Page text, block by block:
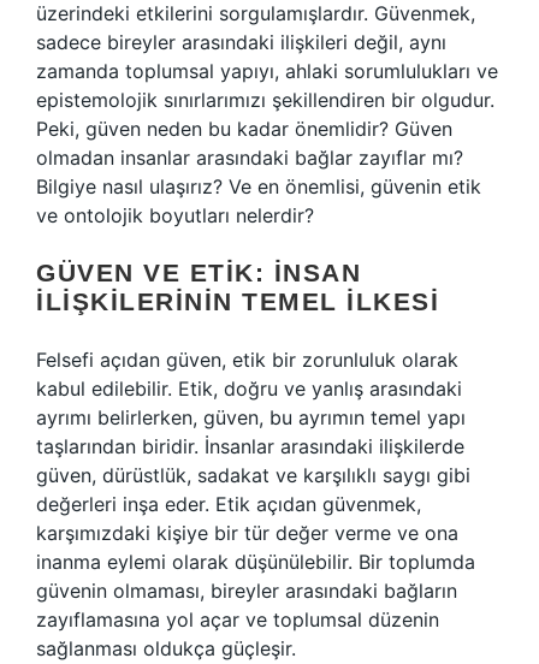
üzerindeki etkilerini sorgulamışlardır. Güvenmek,
sadece bireyler arasındaki ilişkileri değil, aynı
zamanda toplumsal yapıyı, ahlaki sorumlulukları ve
epistemolojik sınırlarımızı şekillendiren bir olgudur.
Peki, güven neden bu kadar önemlidir? Güven
olmadan insanlar arasındaki bağlar zayıflar mı?
Bilgiye nasıl ulaşırız? Ve en önemlisi, güvenin etik
ve ontolojik boyutları nelerdir?
GÜVEN VE ETIK: İNSAN
İLIŞKILERININ TEMEL İLKESI
Felsefi açıdan güven, etik bir zorunluluk olarak
kabul edilebilir. Etik, doğru ve yanlış arasındaki
ayrımı belirlerken, güven, bu ayrımın temel yapı
taşlarından biridir. İnsanlar arasındaki ilişkilerde
güven, dürüstlük, sadakat ve karşılıklı saygı gibi
değerleri inşa eder. Etik açıdan güvenmek,
karşımızdaki kişiye bir tür değer verme ve ona
inanma eylemi olarak düşünülebilir. Bir toplumda
güvenin olmaması, bireyler arasındaki bağların
zayıflamasına yol açar ve toplumsal düzenin
sağlanması oldukça güçleşir.